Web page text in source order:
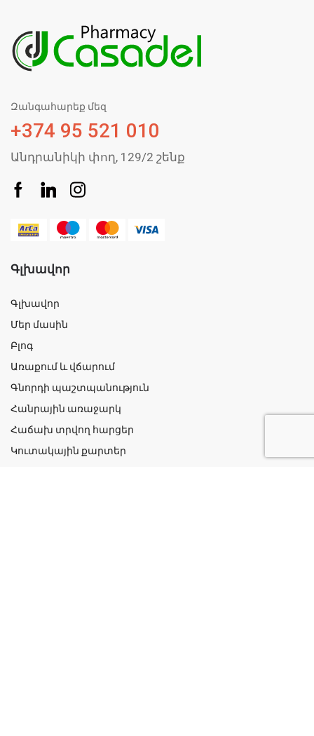
Զանգահարեք մեզ
+374 95 521 010
Անդրանիկի փող, 129/2 շենք
Գլխավոր
Գլխավոր
Մեր մասին
Բլոգ
Առաքում և վճարում
Գնորդի պաշտպանություն
Հանրային առաջարկ
Հաճախ տրվող հարցեր
Կուտակային քարտեր